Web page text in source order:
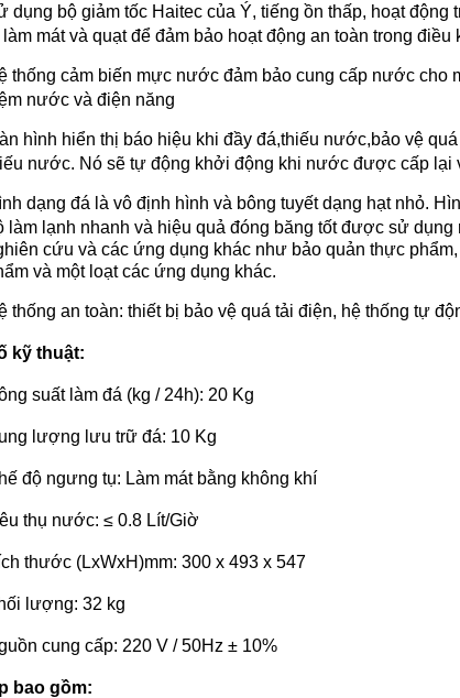
dụng bộ giảm tốc Haitec của Ý, tiếng ồn thấp, hoạt
làm mát và quạt để đảm bảo hoạt động an toàn trong
thống cảm biến mực nước đảm bảo cung cấp nước cho
nước và điện năng
hình hiển thị báo hiệu khi đầy đá,thiếu nước,bảo vệ
nước. Nó sẽ tự động khởi động khi nước được cấp lại
dạng đá là vô định hình và bông tuyết dạng hạt nhỏ.
làm lạnh nhanh và hiệu quả đóng băng tốt được sử
cứu và các ứng dụng khác như bảo quản thực
và một loạt các ứng dụng khác.
thống an toàn: thiết bị bảo vệ quá tải điện, hệ thống tự
kỹ thuật:
suất làm đá (kg / 24h): 20 Kg
lượng lưu trữ đá: 10 Kg
độ ngưng tụ: Làm mát bằng không khí
thụ nước: ≤ 0.8 Lít/Giờ
thước (LxWxH)mm: 300 x 493 x 547
lượng: 32 kg
cung cấp: 220 V / 50Hz ± 10%
bao gồm: